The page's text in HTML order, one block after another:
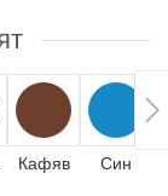
Кафяв Син